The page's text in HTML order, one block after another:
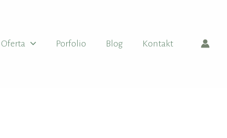
Oferta Porfolio Blog Kontakt